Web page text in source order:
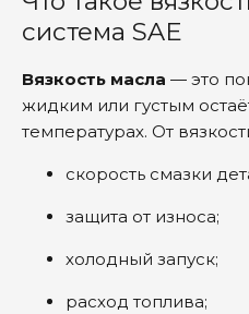
система SAE
Вязкость масла — это
жидким или густым
температурах. От
скорость смазки
защита от износа;
холодный запуск;
расход топлива;